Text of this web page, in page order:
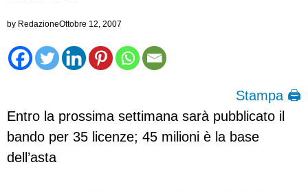
by RedazioneOttobre 12, 2007
Stampa 🖨
Entro la prossima settimana sarà pubblicato il
bando per 35 licenze; 45 milioni è la base
dell’asta